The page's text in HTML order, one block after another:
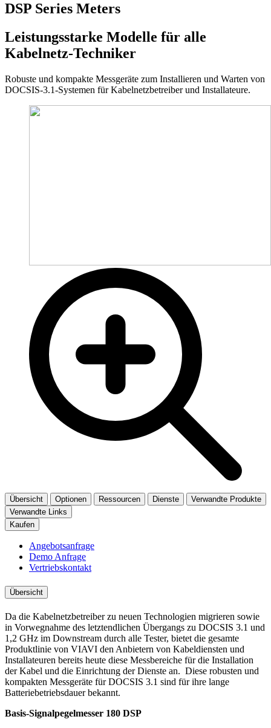
DSP Series Meters
Leistungsstarke Modelle für alle
Kabelnetz-Techniker
Robuste und kompakte Messgeräte zum Installieren und Warten von
DOCSIS-3.1-Systemen für Kabelnetzbetreiber und Installateure.
Übersicht Optionen Ressourcen Dienste
Verwandte Produkte
Verwandte Links
Kaufen
Angebotsanfrage
Demo Anfrage
Vertriebskontakt
Übersicht
Da die Kabelnetzbetreiber zu neuen Technologien migrieren sowie
in Vorwegnahme des letztendlichen Übergangs zu DOCSIS 3.1 und
1,2 GHz im Downstream durch alle Tester, bietet die gesamte
Produktlinie von VIAVI den Anbietern von Kabeldiensten und
Installateuren bereits heute diese Messbereiche für die Installation
der Kabel und die Einrichtung der Dienste an. Diese robusten und
kompakten Messgeräte für DOCSIS 3.1 sind für ihre lange
Batteriebetriebsdauer bekannt.
Basis-Signalpegelmesser 180 DSP